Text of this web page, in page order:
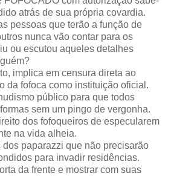
atrás de sua própria covardia.
pessoas que terão a função de
nunca vão contar para os
ou escutou aqueles detalhes
implica em censura direta ao
da fofoca como instituição oficial.
público para que todos
sem um pingo de vergonha.
dos fofoqueiros de especularem
na vida alheia.
paparazzi que não precisarão
para invadir residências.
da frente e mostrar com suas